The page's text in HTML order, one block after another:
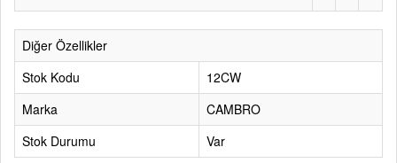
Diğer Özellikler
Stok Kodu
12CW
Marka
CAMBRO
Stok Durumu
Var